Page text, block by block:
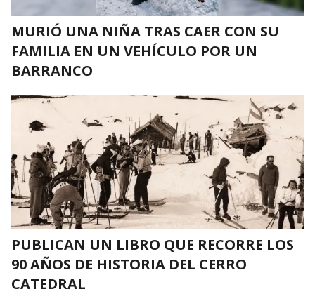
MURIÓ UNA NIÑA TRAS CAER CON SU
FAMILIA EN UN VEHÍCULO POR UN
BARRANCO
PUBLICAN UN LIBRO QUE RECORRE LOS
90 AÑOS DE HISTORIA DEL CERRO
CATEDRAL